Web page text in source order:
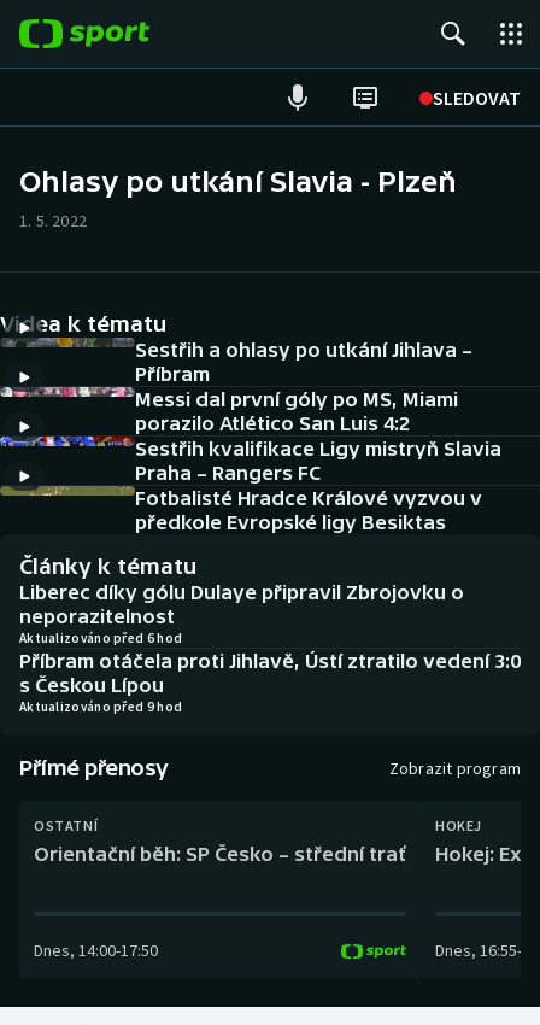
SLEDOVAT
Hokej
Tenis
Atletika
Cyklistika
DALŠÍ SPORTY
Americký fotbal
Baseball a softbal
Basketbal
Biatlon
Curling
Florbal
NEPŘEHLÉDNĚTE
Soutěže
Historické návraty
Aplikace ČT sport
Ohlasy po utkání Slavia - Plzeň
1. 5. 2022
Videa k tématu
Sestřih a ohlasy po utkání Jihlava –
Příbram
Messi dal první góly po MS, Miami
porazilo Atlético San Luis 4:2
Sestřih kvalifikace Ligy mistryň Slavia
Praha – Rangers FC
Fotbalisté Hradce Králové vyzvou v
předkole Evropské ligy Besiktas
Články k tématu
Liberec díky gólu Dulaye připravil Zbrojovku o
neporazitelnost
Aktualizováno před 6 hod
Příbram otáčela proti Jihlavě, Ústí ztratilo vedení 3:0
s Českou Lípou
Aktualizováno před 9 hod
Přímé přenosy Zobrazit program
OSTATNÍ
Orientační běh: SP Česko – střední trať
Dnes, 14:00-17:50
HOKEJ
Hokej:
Dnes, 16:55-